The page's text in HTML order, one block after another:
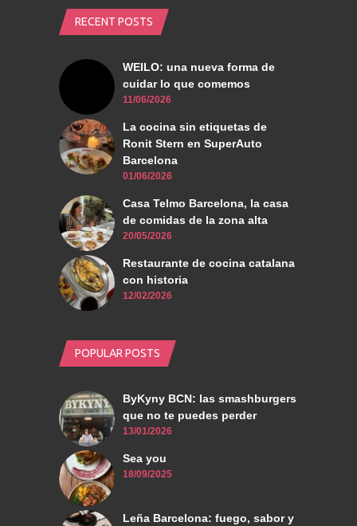
RECENT POSTS
WEILO: una nueva forma de
cuidar lo que comemos
11/06/2026
La cocina sin etiquetas de
Ronit Stern en SuperAuto
Barcelona
01/06/2026
Casa Telmo Barcelona, la casa
de comidas de la zona alta
20/05/2026
Restaurante de cocina catalana
con historia
12/02/2026
POPULAR POSTS
ByKyny BCN: las smashburgers
que no te puedes perder
13/01/2026
Sea you
18/09/2025
Leña Barcelona: fuego, sabor y